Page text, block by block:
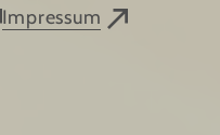
Impressum